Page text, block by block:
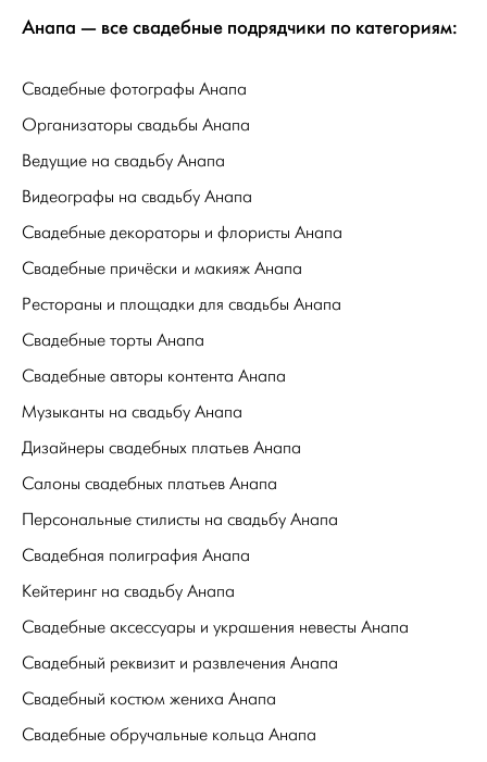
Анапа — все свадебные подрядчики по категориям:
Свадебные фотографы Анапа
Организаторы свадьбы Анапа
Ведущие на свадьбу Анапа
Видеографы на свадьбу Анапа
Свадебные декораторы и флористы Анапа
Свадебные причёски и макияж Анапа
Рестораны и площадки для свадьбы Анапа
Свадебные торты Анапа
Свадебные авторы контента Анапа
Музыканты на свадьбу Анапа
Дизайнеры свадебных платьев Анапа
Салоны свадебных платьев Анапа
Персональные стилисты на свадьбу Анапа
Свадебная полиграфия Анапа
Кейтеринг на свадьбу Анапа
Свадебные аксессуары и украшения невесты Анапа
Свадебный реквизит и развлечения Анапа
Свадебный костюм жениха Анапа
Свадебные обручальные кольца Анапа